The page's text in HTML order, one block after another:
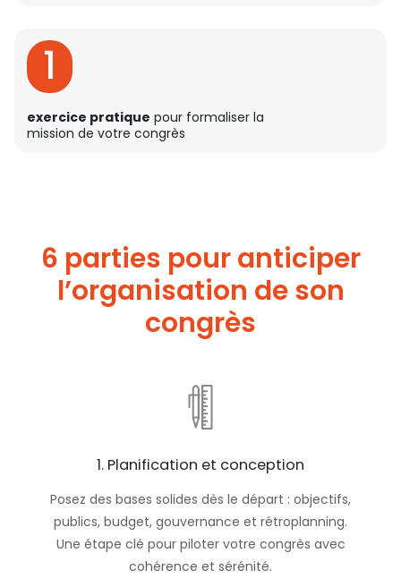
1
exercice pratique pour formaliser la
mission de votre congrès
6 parties pour anticiper
l’organisation de son
congrès
1. Planification et conception
Posez des bases solides dès le départ : objectifs,
publics, budget, gouvernance et rétroplanning.
Une étape clé pour piloter votre congrès avec
cohérence et sérénité.